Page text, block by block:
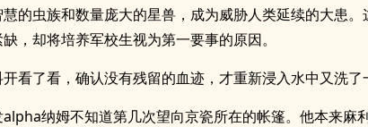
的虫族和数量庞大的星兽，成为威胁人类延续的大患。
，却将培养军校生视为第一要事的原因。
看了看，确认没有残留的血迹，才重新浸入水中又洗了
纳姆不知道第几次望向京瓷所在的帐篷。他本来麻